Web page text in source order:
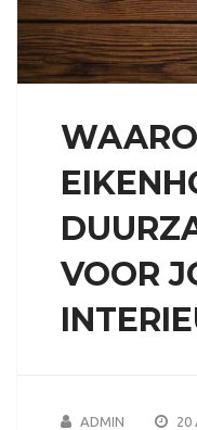
VOOR
ADMIN 20